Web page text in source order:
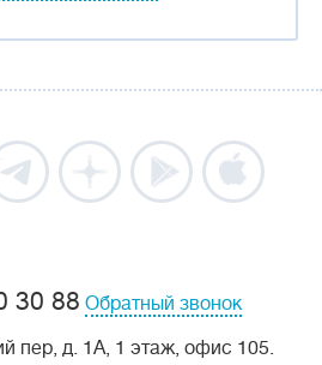
30 88 Обратный звонок
пер, д. 1А, 1 этаж, офис 105.